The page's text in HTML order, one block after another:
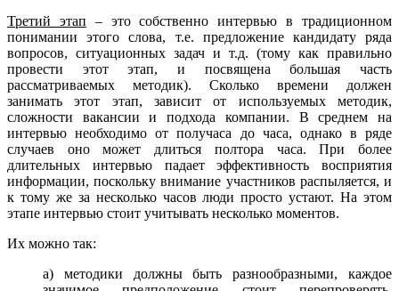
Третий этап – это собственно интервью в традиционном
понимании этого слова, т.е. предложение кандидату ряда
вопросов, ситуационных задач и т.д. (тому как правильно
провести этот этап, и посвящена большая часть
рассматриваемых методик). Сколько времени должен
занимать этот этап, зависит от используемых методик,
сложности вакансии и подхода компании. В среднем на
интервью необходимо от получаса до часа, однако в ряде
случаев оно может длиться полтора часа. При более
длительных интервью падает эффективность восприятия
информации, поскольку внимание участников распыляется, и
к тому же за несколько часов люди просто устают. На этом
этапе интервью стоит учитывать несколько моментов.
Их можно так:
а) методики должны быть разнообразными, каждое